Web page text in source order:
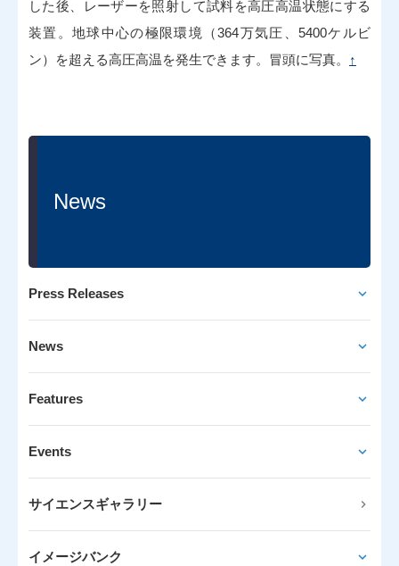
した後、レーザーを照射して試料を高圧高温状態にする
装置。地球中心の極限環境（364万気圧、5400ケルビ
ン）を超える高圧高温を発生できます。冒頭に写真。
↑
News
Press Releases
News
Features
Events
サイエンスギャラリー
イメージバンク